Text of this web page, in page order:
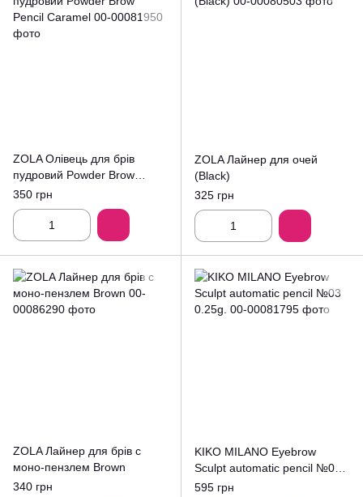
ZOLA Олівець для брів
пудровий Powder Brow
Pencil Caramel
350 грн
ZOLA Лайнер для очей
(Black)
325 грн
ZOLA Лайнер для брів c
моно-пензлем Brown
340 грн
KIKO MILANO Eyebrow
Sculpt automatic pencil №03
0.25g.
595 грн